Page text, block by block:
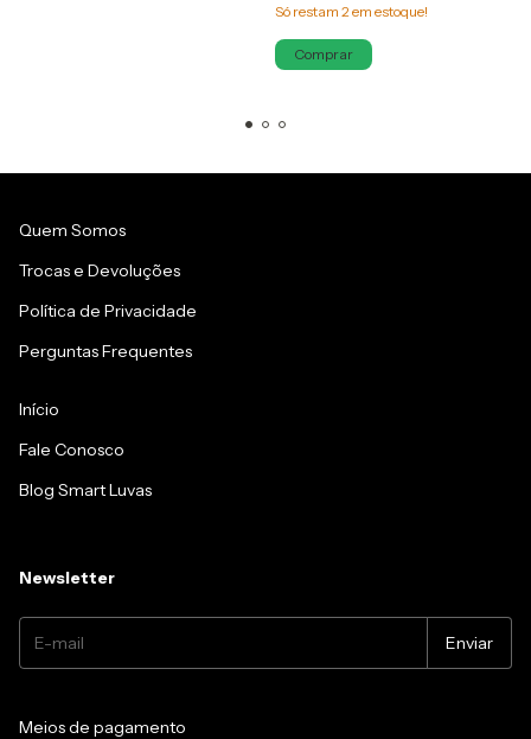
Só restam 2 em estoque!
Comprar
Quem Somos
Trocas e Devoluções
Política de Privacidade
Perguntas Frequentes
Início
Fale Conosco
Blog Smart Luvas
Newsletter
Meios de pagamento